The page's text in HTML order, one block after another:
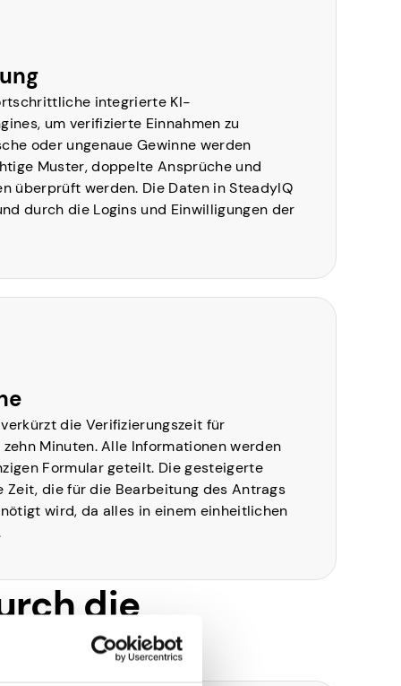
integrierte KI-
um verifizierte Einnahmen zu
oder ungenaue Gewinne werden
Muster, doppelte Ansprüche und
überprüft werden. Die Daten in SteadyIQ
durch die Logins und Einwilligungen der
die Verifizierungszeit für
Minuten. Alle Informationen werden
Formular geteilt. Die gesteigerte
Zeit, die für die Bearbeitung des Antrags
wird, da alles in einem einheitlichen
die